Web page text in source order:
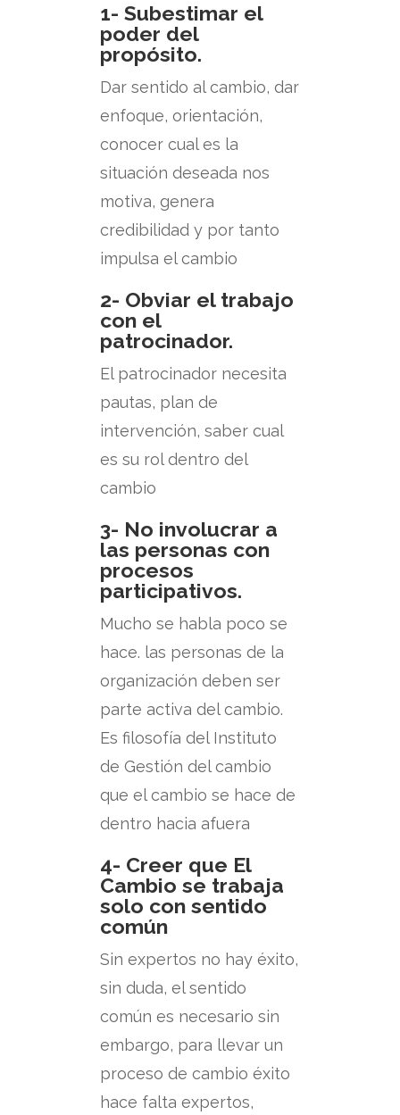
1- Subestimar el
poder del
propósito.
Dar sentido al cambio, dar
enfoque, orientación,
conocer cual es la
situación deseada nos
motiva, genera
credibilidad y por tanto
impulsa el cambio
2- Obviar el trabajo
con el
patrocinador.
El patrocinador necesita
pautas, plan de
intervención, saber cual
es su rol dentro del
cambio
3- No involucrar a
las personas con
procesos
participativos.
Mucho se habla poco se
hace. las personas de la
organización deben ser
parte activa del cambio.
Es filosofía del Instituto
de Gestión del cambio
que el cambio se hace de
dentro hacia afuera
4- Creer que El
Cambio se trabaja
solo con sentido
común
Sin expertos no hay éxito,
sin duda, el sentido
común es necesario sin
embargo, para llevar un
proceso de cambio éxito
hace falta expertos,